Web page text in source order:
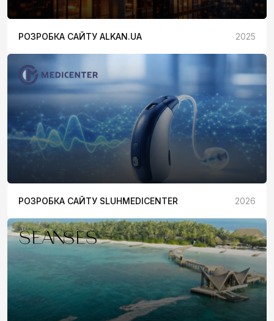
РОЗРОБКА САЙТУ ALKAN.UA 2025
РОЗРОБКА САЙТУ SLUHMEDICENTER 2026